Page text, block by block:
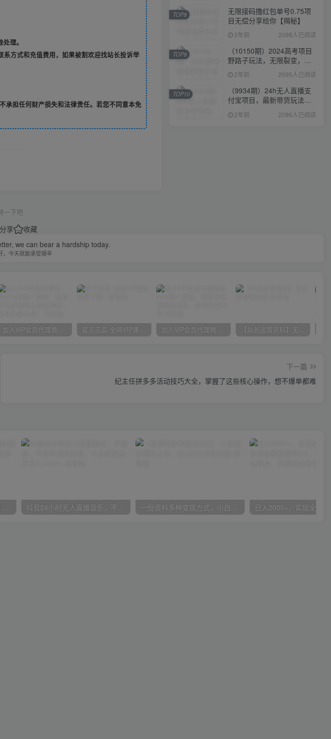
理。
方式和充值费用，如果被割欢迎找站长投诉举
承担任何财产损失和法律责任。若您不同意本免
一下吧
分享
收藏
we can bear a hardship today.
，今天就能承受艰辛
加入VIP会员代理商，享90%的推广提成，免费学习多种网上创业课程，菜鸟秒变大神！ 官方正品 全网VIP课程 无损下载~ 加入VIP会员代理商享90%推广提成，免费学多种网创课程，菜鸟秒变大神 【站长运营资料】无水印课程资源
下一篇
纪主任拼多多活动技巧大全，掌握了这些核心操作，想不爆单都难
无限接码撸红包单号0.75项
目无偿分享给你【揭秘】
2年前 2098人已阅读
TOP8
（10150期）2024高考项目
野路子玩法，无限裂变，最
高一天1W＋！
2年前 2095人已阅读
TOP9
（9934期）24h无人直播支
付宝项目，最新带货玩法，
纯躺赚实测日入500+
2年前 2086人已阅读
TOP10